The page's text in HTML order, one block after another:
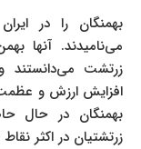
بهمنگان را در
می‌نامیدند. آنها
زرتشت می‌دانستند
افزایش ارزش و
بهمنگان در حال
زرتشتیان در اکثر